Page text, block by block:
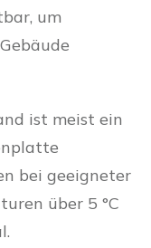
um
ist meist ein
bei geeigneter
über 5 °C